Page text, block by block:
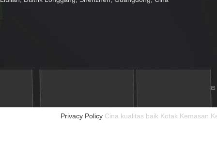
Privacy Policy Cina kualitas baik Kotak Kemasan